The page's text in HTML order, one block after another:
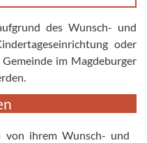
des Wunsch- und
oder
im Magdeburger
von ihrem Wunsch- und